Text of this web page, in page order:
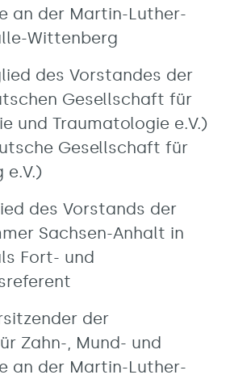
an der Martin-Luther-
Wittenberg
des Vorstandes der
Gesellschaft für
und Traumatologie e.V.)
Gesellschaft für
e.V.)
des Vorstands der
Sachsen-Anhalt in
Fort- und
der
Zahn-, Mund- und
an der Martin-Luther-